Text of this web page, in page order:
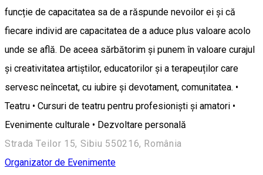
funcție de capacitatea sa de a răspunde nevoilor ei și că
fiecare individ are capacitatea de a aduce plus valoare acolo
unde se află. De aceea sărbătorim și punem în valoare curajul
și creativitatea artiștilor, educatorilor și a terapeuților care
servesc neîncetat, cu iubire și devotament, comunitatea. •
Teatru • Cursuri de teatru pentru profesioniști și amatori •
Evenimente culturale • Dezvoltare personală
Strada Teilor 15, Sibiu 550216, România
Organizator de Evenimente